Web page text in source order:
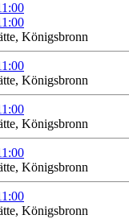
Königsbronn
Königsbronn
Königsbronn
Königsbronn
Königsbronn